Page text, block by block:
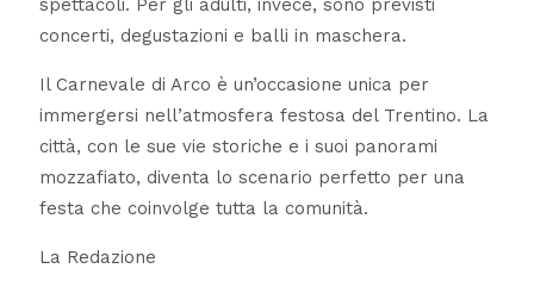
spettacoli. Per gli adulti, invece, sono previsti
concerti, degustazioni e balli in maschera.
Il Carnevale di Arco è un’occasione unica per
immergersi nell’atmosfera festosa del Trentino. La
città, con le sue vie storiche e i suoi panorami
mozzafiato, diventa lo scenario perfetto per una
festa che coinvolge tutta la comunità.
La Redazione